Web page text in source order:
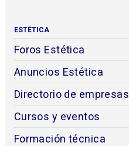
ESTÉTICA
Foros Estética
Anuncios Estética
Directorio de empresas
Cursos y eventos
Formación técnica